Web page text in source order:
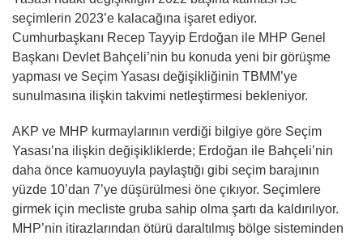
seçimlerin 2023’e kalacağına işaret ediyor.
Cumhurbaşkanı Recep Tayyip Erdoğan ile MHP Genel
Başkanı Devlet Bahçeli’nin bu konuda yeni bir görüşme
yapması ve Seçim Yasası değişikliğinin TBMM’ye
sunulmasına ilişkin takvimi netleştirmesi bekleniyor.
AKP ve MHP kurmaylarının verdiği bilgiye göre Seçim
Yasası’na ilişkin değişikliklerde; Erdoğan ile Bahçeli’nin
daha önce kamuoyuyla paylaştığı gibi seçim barajının
yüzde 10’dan 7’ye düşürülmesi öne çıkıyor. Seçimlere
girmek için mecliste gruba sahip olma şartı da kaldırılıyor.
MHP’nin itirazlarından ötürü daraltılmış bölge sisteminden